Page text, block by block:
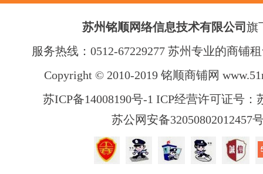
苏州铭顺网络信息技术有限公司 旗
服务热线：0512-67229277 苏州专业的商铺
Copyright © 2010-2019 铭顺商铺网
苏ICP备14008190号-1 ICP经营许可证号：
苏公网安备32050802012457